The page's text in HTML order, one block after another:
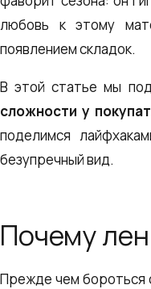
любовь к этому
появлением складок.
В этой статье мы
сложности у
поделимся
безупречный вид.
Почему
Прежде чем бороться